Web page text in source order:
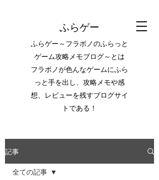
ふらゲー
ふらゲー～フラボノのふらっと
ゲーム攻略メモブログ～とは
フラボノが色んなゲームにふら
っと手を出し、攻略メモや感
想、レビューを残すブログサイ
トである！
記事
全ての記事